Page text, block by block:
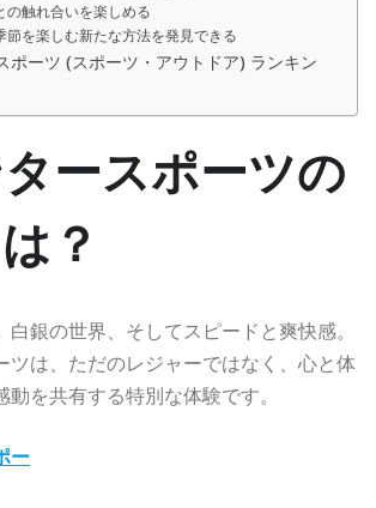
の触れ合いを楽しめる
節を楽しむ新たな方法を発見できる
ポーツ (スポーツ・アウトドア) ランキン
ースポーツの
？
銀の世界、そしてスピードと爽快感。
ツは、ただのレジャーではなく、心と体
を共有する特別な体験です。